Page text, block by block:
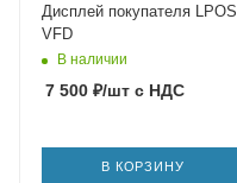
Дисплей покупателя LPOS
VFD
В наличии
7 500 ₽/шт с НДС
В КОРЗИНУ